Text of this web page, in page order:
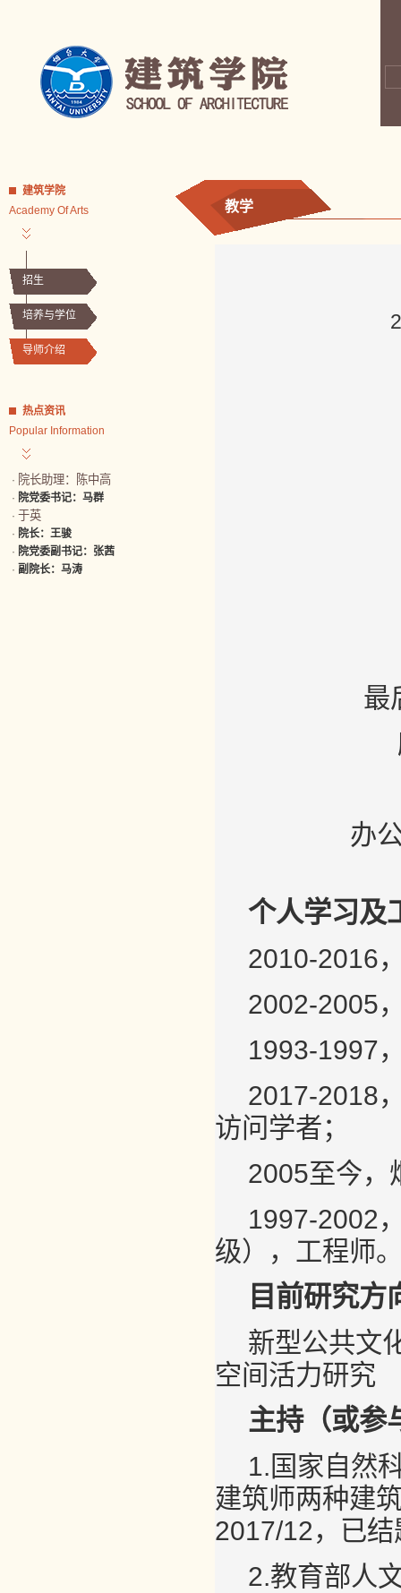
建筑学院
Academy Of Arts
招生
培养与学位
导师介绍
热点资讯
Popular Information
· 院长助理：陈中高
· 院党委书记：马群
· 于英
· 院长：王骏
· 院党委副书记：张茜
· 副院长：马涛
教学
最
办
个人学习及
2010-2016
2002-2005
1993-1997
2017-2018
访问学者；
2005至今，
1997-2002
级），工程师
目前研究方
新型公共文
空间活力研究
主持（或参
1.国家自然
建筑师两种建
2017/12，已
2.教育部人